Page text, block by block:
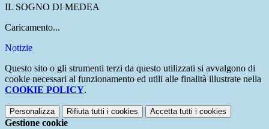
IL SOGNO DI MEDEA
Caricamento...
Notizie
Questo sito o gli strumenti terzi da questo utilizzati si avvalgono di
cookie necessari al funzionamento ed utili alle finalità illustrate nella
COOKIE POLICY.
Personalizza Rifiuta tutti i cookies Accetta tutti i cookies
Gestione cookie